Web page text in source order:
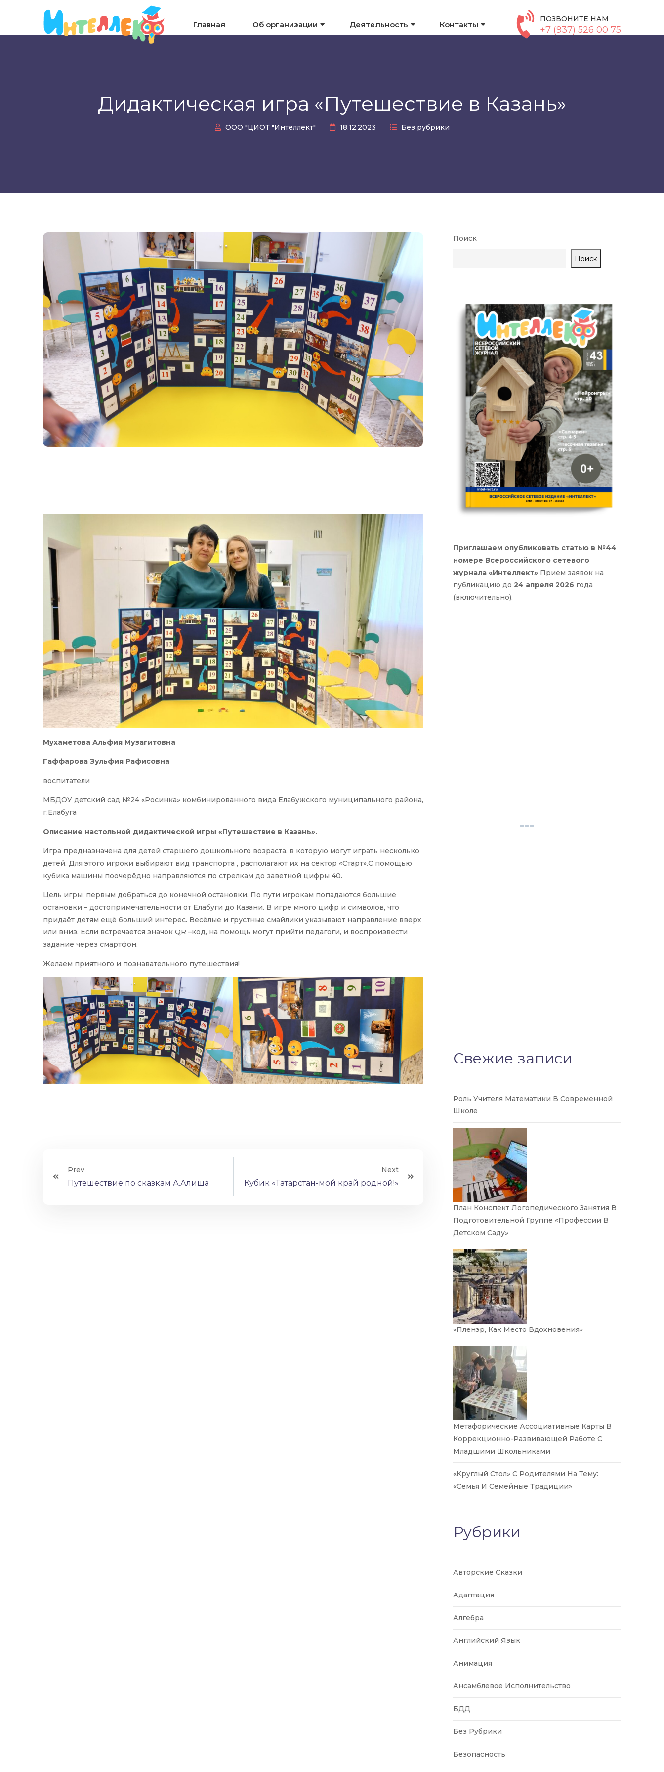
Главная Об организации Деятельность Контакты
ПОЗВОНИТЕ НАМ
+7 (937) 526 00 75
Дидактическая игра «Путешествие в Казань»
ООО "ЦИОТ "Интеллект" 18.12.2023 Без рубрики
Мухаметова Альфия Музагитовна
Гаффарова Зульфия Рафисовна
воспитатели
МБДОУ детский сад №24 «Росинка» комбинированного вида Елабужского муниципального района,
г.Елабуга
Описание настольной дидактической игры «Путешествие в Казань».
Игра предназначена для детей старшего дошкольного возраста, в которую могут играть несколько
детей. Для этого игроки выбирают вид транспорта , располагают их на сектор «Старт».С помощью
кубика машины поочерёдно направляются по стрелкам до заветной цифры 40.
Цель игры: первым добраться до конечной остановки. По пути игрокам попадаются большие
остановки – достопримечательности от Елабуги до Казани. В игре много цифр и символов, что
придаёт детям ещё больший интерес. Весёлые и грустные смайлики указывают направление вверх
или вниз. Если встречается значок QR –код, на помощь могут прийти педагоги, и воспроизвести
задание через смартфон.
Желаем приятного и познавательного путешествия!
Prev
Путешествие по сказкам А.Алиша
Next
Кубик «Татарстан-мой край родной!»
Поиск
Поиск
Приглашаем опубликовать статью в №44
номере Всероссийского сетевого
журнала «Интеллект» Прием заявок на
публикацию до 24 апреля 2026 года
(включительно).
Свежие записи
Роль Учителя Математики В Современной
Школе
План Конспект Логопедического Занятия В
Подготовительной Группе «Профессии В
Детском Саду»
«Пленэр, Как Место Вдохновения»
Метафорические Ассоциативные Карты В
Коррекционно-Развивающей Работе С
Младшими Школьниками
«Круглый Стол» С Родителями На Тему:
«Семья И Семейные Традиции»
Рубрики
Авторские Сказки
Адаптация
Алгебра
Английский Язык
Анимация
Ансамблевое Исполнительство
БДД
Без Рубрики
Безопасность